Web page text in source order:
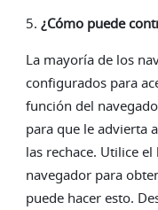
5. ¿Cómo puede
La mayoría de los
configurados para
función del
para que le advierta
las rechace. Utilice
navegador para
puede hacer esto.